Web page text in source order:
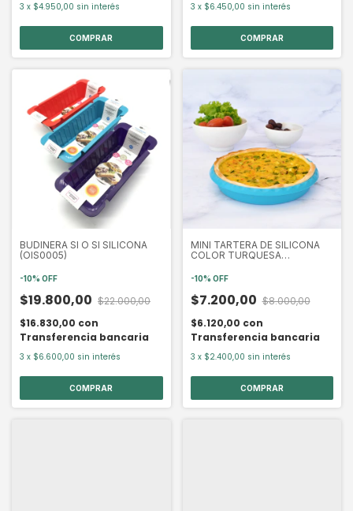
3 x $4.950,00 sin interés 3 x $6.450,00 sin interés
BUDINERA SI O SI SILICONA
(OIS0005)
-10% OFF
$19.800,00 $22.000,00
$16.830,00 con
Transferencia bancaria
3 x $6.600,00 sin interés
MINI TARTERA DE SILICONA
COLOR TURQUESA
-10% OFF
$7.200,00 $8.000,00
$6.120,00 con
Transferencia bancaria
3 x $2.400,00 sin interés